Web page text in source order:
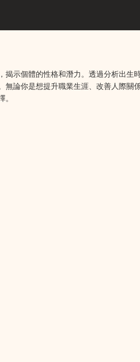
示個體的性格和潛力。透過分析出生
論你是想提升職業生涯、改善人際